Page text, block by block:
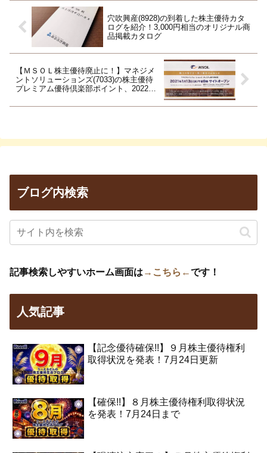
穴吹興産(8928)の到着した株主優待カタ
ログを紹介！3,000円相当のオリジナル商
品掲載カタログ
【ＭＳＯＬ株主優待廃止に！】マネジメ
ントソリューションズ(7033)の株主優待
プレミアム優待倶楽部ポイント、2022年
ブログ内検索
記事検索しやすいホーム画面は →こちら←です！
人気記事
【記念優待確保!!】９月株主優待権利
取得状況を発表！7月24日更新
【確保!!】８月株主優待権利取得状況
を発表！7月24日まで